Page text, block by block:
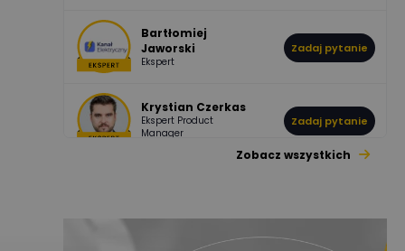
Bartłomiej
Jaworski
Ekspert
Zadaj pytanie
Krystian Czerkas
Ekspert Product
Manager
Zadaj pytanie
Zobacz wszystkich